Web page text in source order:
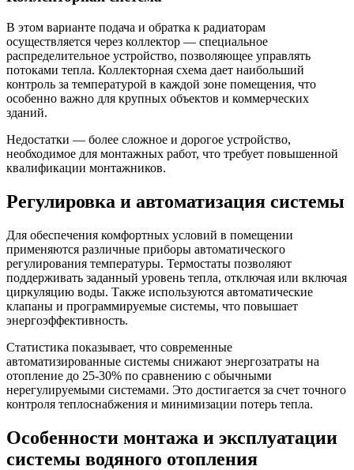
В этом варианте подача и обратка к радиаторам
осуществляется через коллектор — специальное
распределительное устройство, позволяющее управлять
потоками тепла. Коллекторная схема дает наибольший
контроль за температурой в каждой зоне помещения, что
особенно важно для крупных объектов и коммерческих
зданий.
Недостатки — более сложное и дорогое устройство,
необходимое для монтажных работ, что требует повышенной
квалификации монтажников.
Регулировка и автоматизация системы
Для обеспечения комфортных условий в помещении
применяются различные приборы автоматического
регулирования температуры. Термостаты позволяют
поддерживать заданный уровень тепла, отключая или включая
циркуляцию воды. Также используются автоматические
клапаны и программируемые системы, что повышает
энергоэффективность.
Статистика показывает, что современные
автоматизированные системы снижают энергозатраты на
отопление до 25-30% по сравнению с обычными
нерегулируемыми системами. Это достигается за счет точного
контроля теплоснабжения и минимизации потерь тепла.
Особенности монтажа и эксплуатации
системы водяного отопления